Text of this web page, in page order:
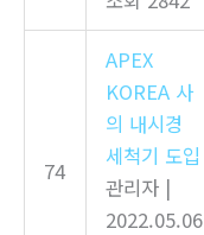
74
APEX
KOREA 사
의 내시경
세척기 도입
관리자 |
2022.05.06